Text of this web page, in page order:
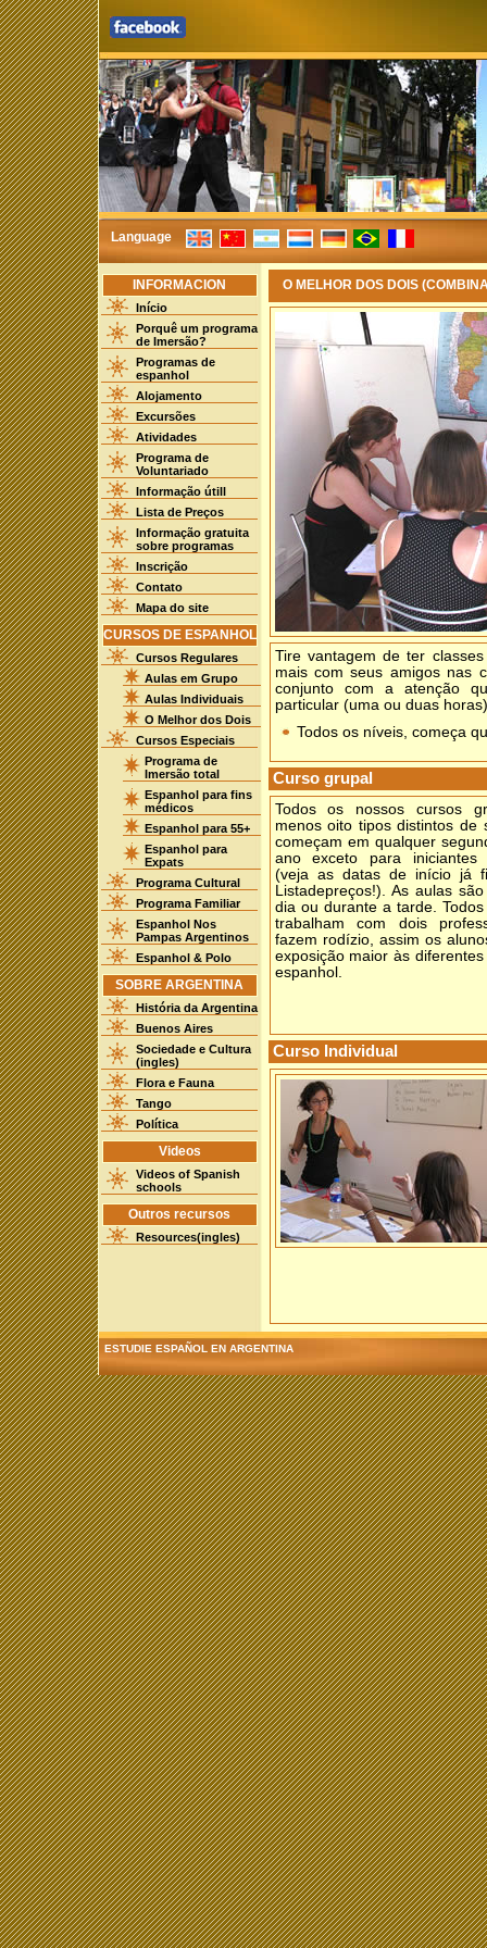
Language
INFORMACION
Início
Porquê um programa
de Imersão?
Programas de
espanhol
Alojamento
Excursões
Atividades
Programa de
Voluntariado
Informação útill
Lista de Preços
Informação gratuita
sobre programas
Inscrição
Contato
Mapa do site
CURSOS DE ESPANHOL
Cursos Regulares
Aulas em Grupo
Aulas Individuais
O Melhor dos Dois
Cursos Especiais
Programa de
Imersão total
Espanhol para fins
médicos
Espanhol para 55+
Espanhol para
Expats
Programa Cultural
Programa Familiar
Espanhol Nos
Pampas Argentinos
Espanhol & Polo
SOBRE ARGENTINA
História da Argentina
Buenos Aires
Sociedade e Cultura
(ingles)
Flora e Fauna
Tango
Política
Videos
Videos of Spanish
schools
Outros recursos
Resources(ingles)
O MELHOR DOS DOIS
Tire vantagem de ter
mais com seus amigos nas
conjunto com a atenção
particular (uma ou duas
Todos os níveis, começa
Curso grupal
Todos os nossos cursos
menos oito tipos distintos de
começam em qualquer
ano exceto para iniciantes
(veja as datas de início já
Listadepreços!). As aulas
dia ou durante a tarde.
trabalham com dois
fazem rodízio, assim os
exposição maior às
espanhol.
Curso Individual
ESTUDIE ESPAÑOL EN ARGENTINA